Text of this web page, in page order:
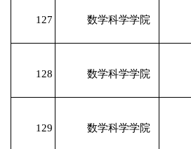
127 数学科学学院
128 数学科学学院
129 数学科学学院